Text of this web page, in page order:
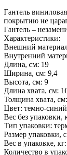
Гантель
покрытию не
Гантель –
Характеристики:
Внешний
Внутренний
Длина, см: 19
Ширина, см: 9,4
Высота, см: 9
Длина хвата, см:
Толщина хвата,
Цвет: темно-синий
Вес без упаковки,
Тип упаковки:
Размер упаковки,
Вес в упаковке,
Количество в